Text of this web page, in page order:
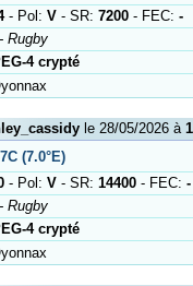
- Pol: V- SR: 7200- FEC: -
Rugby
4 crypté
le 28/05/2026 à
(7.0°E)
- Pol: V- SR: 14400- FEC: -
Rugby
4 crypté